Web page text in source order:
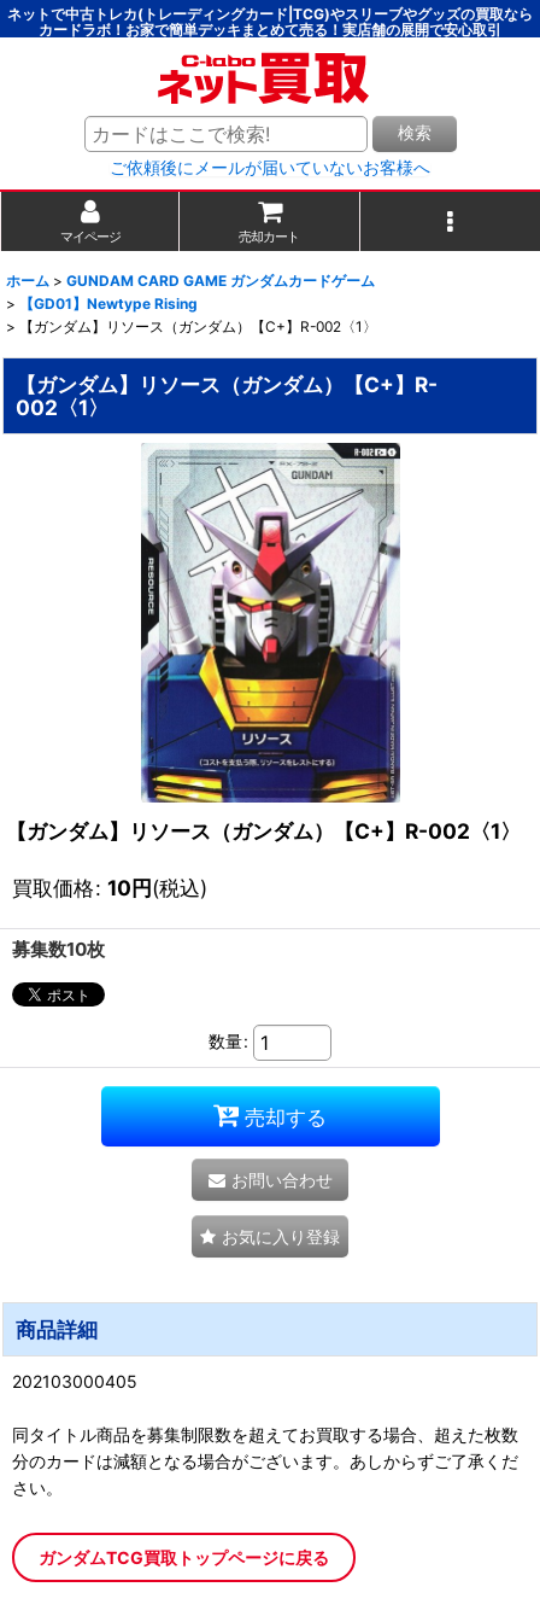
ネットで中古トレカ(トレーディングカード|TCG)やスリーブやグッズの買取なら
カードラボ！お家で簡単デッキまとめて売る！実店舗の展開で安心取引
検索
ご依頼後にメールが届いていないお客様へ
マイページ 売却カート
ホーム > GUNDAM CARD GAME ガンダムカードゲーム
>
【GD01】Newtype Rising
>
【ガンダム】リソース（ガンダム）【C+】R-002〈1〉
【ガンダム】リソース（ガンダム）【C+】R-
002〈1〉
【ガンダム】リソース（ガンダム）【C+】R-002〈1〉
買取価格: 10円(税込)
募集数10枚
数量:
売却する
お問い合わせ
お気に入り登録
商品詳細
202103000405
同タイトル商品を募集制限数を超えてお買取する場合、超えた枚数
分のカードは減額となる場合がございます。あしからずご了承くだ
さい。
ガンダムTCG買取トップページに戻る